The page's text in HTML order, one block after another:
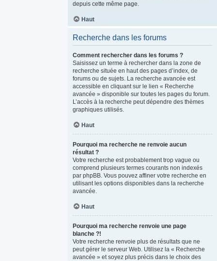
depuis cette même page.
Haut
Recherche dans les forums
Comment rechercher dans les forums ?
Saisissez un terme à rechercher dans la zone de
recherche située en haut des pages d’index, de
forums ou de sujets. La recherche avancée est
accessible en cliquant sur le lien « Recherche
avancée » disponible sur toutes les pages du forum.
L’accès à la recherche peut dépendre des thèmes
graphiques utilisés.
Haut
Pourquoi ma recherche ne renvoie aucun
résultat ?
Votre recherche est probablement trop vague ou
comprend plusieurs termes courants non indexés
par phpBB. Vous pouvez affiner votre recherche en
utilisant les options disponibles dans la recherche
avancée.
Haut
Pourquoi ma recherche renvoie une page
blanche ?!
Votre recherche renvoie plus de résultats que ne
peut gérer le serveur Web. Utilisez la « Recherche
avancée » et soyez plus précis dans le choix des